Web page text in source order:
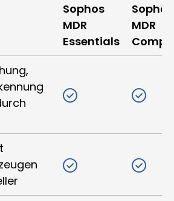
Sophos
MDR
Essentials
Sophos
MDR